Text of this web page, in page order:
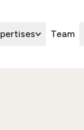
Team